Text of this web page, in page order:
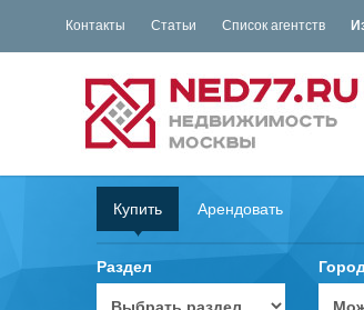
Контакты Статьи Список агентств
Купить Арендовать
Раздел